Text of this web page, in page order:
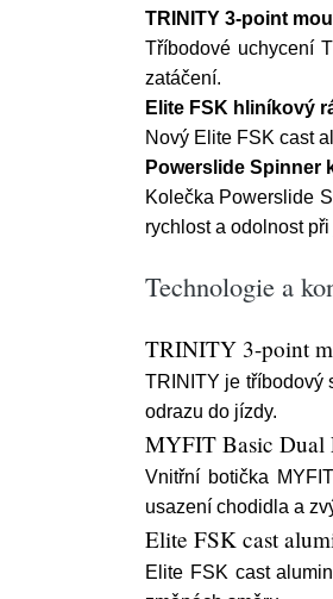
TRINITY 3-point
Tříbodové uchycení
zatáčení.
Elite FSK hliníkový
Nový Elite FSK cast
Powerslide Spinner
Kolečka Powerslide
rychlost a odolnost
Technologie a
TRINITY 3-point
TRINITY je tříbodový
odrazu do jízdy.
MYFIT Basic Dual
Vnitřní botička
usazení chodidla a
Elite FSK cast
Elite FSK cast